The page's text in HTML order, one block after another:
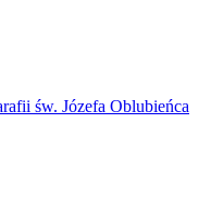
św. Józefa Oblubieńca